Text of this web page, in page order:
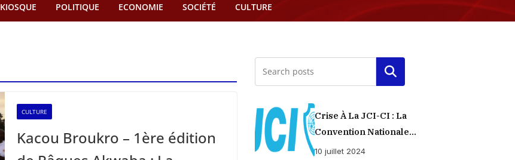
KIOSQUE POLITIQUE ECONOMIE SOCIÉTÉ CULTURE
CULTURE
Kacou Broukro – 1ère édition
Rechercher
Crise À La JCI-CI : La
Convention Nationale
Provisoirement Suspendue
10 juillet 2024